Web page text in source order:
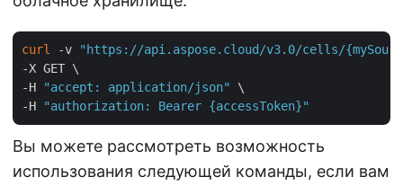
curl -v
"https://api.aspose.cloud/v3.0/cells/
-X GET \
-H
"accept: application/json"
\
-H
"authorization: Bearer {accessToken}"
Вы можете рассмотреть возможность
использования следующей команды, если вам